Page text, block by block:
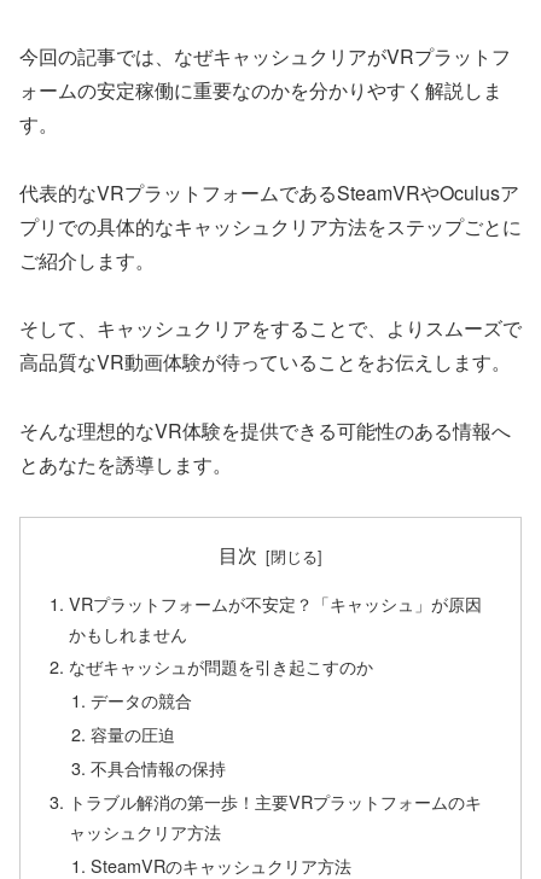
今回の記事では、なぜキャッシュクリアがVRプラットフ
ォームの安定稼働に重要なのかを分かりやすく解説しま
す。
代表的なVRプラットフォームであるSteamVRやOculusア
プリでの具体的なキャッシュクリア方法をステップごとに
ご紹介します。
そして、キャッシュクリアをすることで、よりスムーズで
高品質なVR動画体験が待っていることをお伝えします。
そんな理想的なVR体験を提供できる可能性のある情報へ
とあなたを誘導します。
目次
VRプラットフォームが不安定？「キャッシュ」が原因
かもしれません
なぜキャッシュが問題を引き起こすのか
データの競合
容量の圧迫
不具合情報の保持
トラブル解消の第一歩！主要VRプラットフォームのキ
ャッシュクリア方法
SteamVRのキャッシュクリア方法